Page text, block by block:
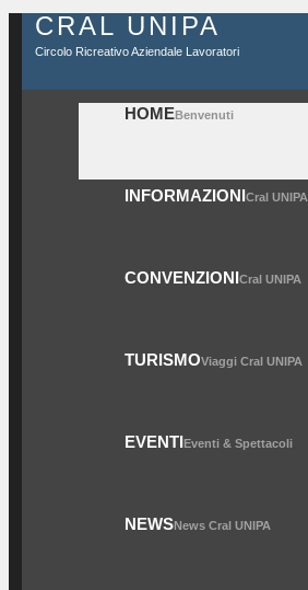
CRAL UNIPA
Circolo Ricreativo Aziendale Lavoratori
HOMEBenvenuti
INFORMAZIONICral UNIPA
CONVENZIONICral UNIPA
TURISMOViaggi Cral UNIPA
EVENTIEventi & Spettacoli
NEWSNews Cral UNIPA